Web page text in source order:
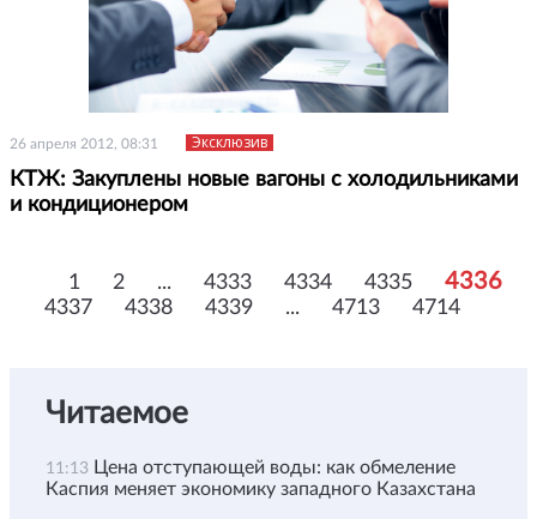
26 апреля 2012, 08:31 Эксклюзив
КТЖ: Закуплены новые вагоны с холодильниками
и кондиционером
1 2 ... 4333 4334 4335 4336
4337 4338 4339 ... 4713 4714
Читаемое
11:13 Цена отступающей воды: как обмеление
Каспия меняет экономику западного Казахстана